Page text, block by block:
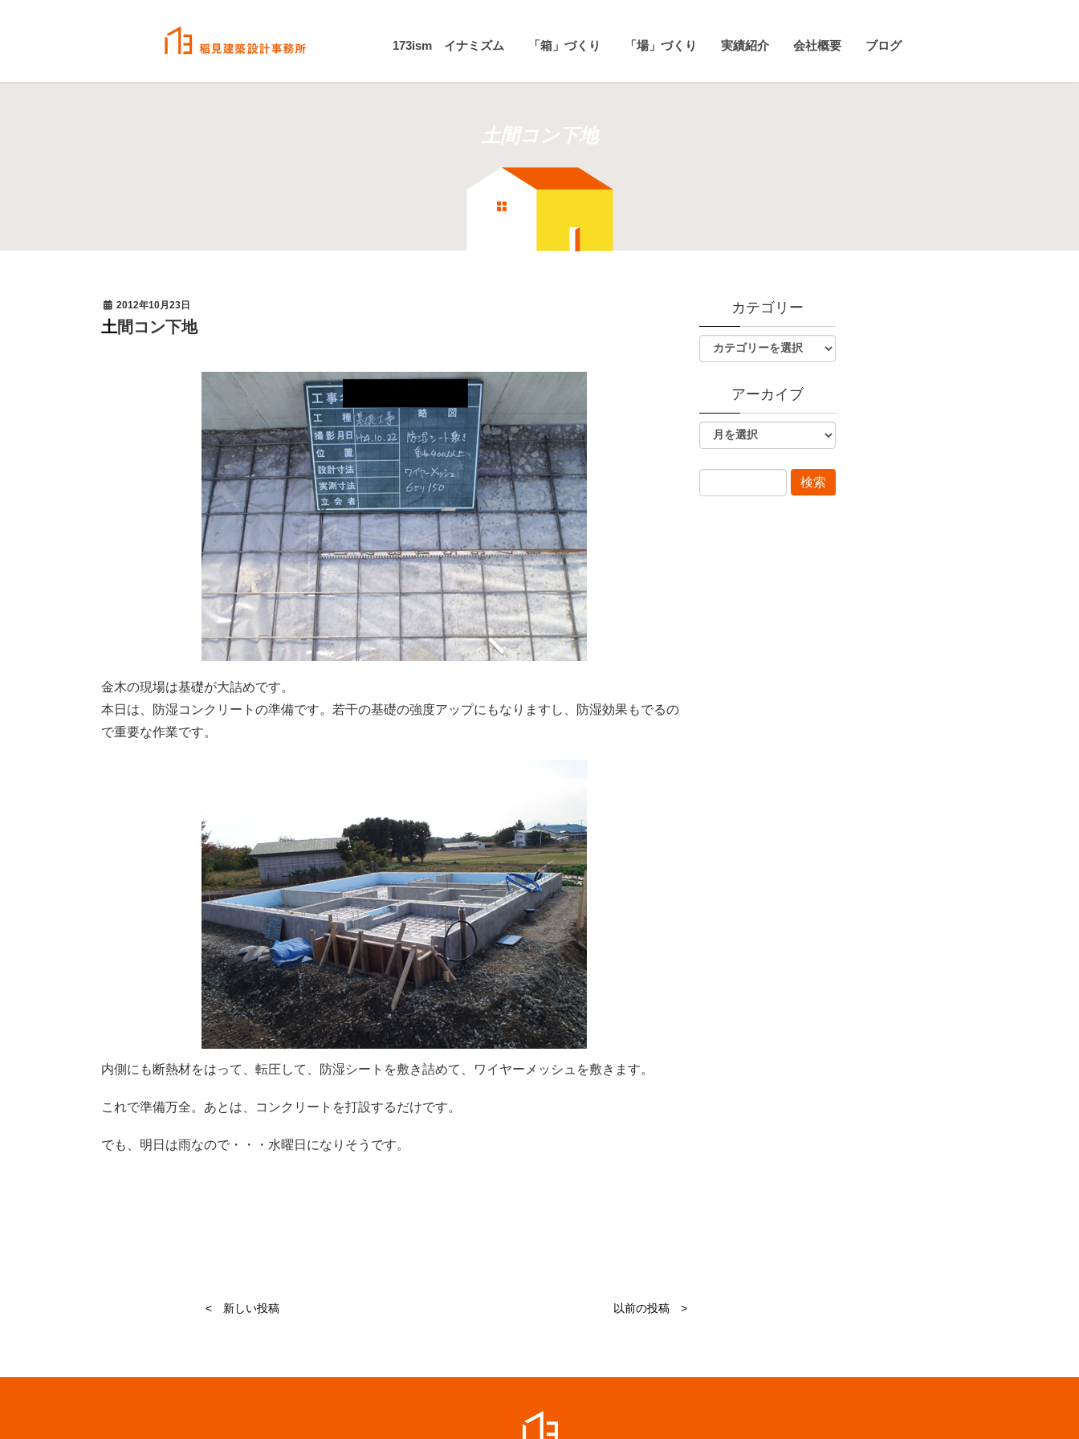
173ism イナミズム 「箱」づくり 「場」づくり 実績紹介 会社概要 ブログ
土間コン下地
2012年10月23日
土間コン下地
金木の現場は基礎が大詰めです。
本日は、防湿コンクリートの準備です。若干の基礎の強度アップにもなりますし、防湿効果もでるの
で重要な作業です。
内側にも断熱材をはって、転圧して、防湿シートを敷き詰めて、ワイヤーメッシュを敷きます。
これで準備万全。あとは、コンクリートを打設するだけです。
でも、明日は雨なので・・・水曜日になりそうです。
< 新しい投稿 以前の投稿 >
カテゴリー
アーカイブ